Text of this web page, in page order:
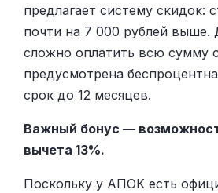
предлагает систему скидок:
почти на 7 000 рублей выше.
сложно оплатить всю сумму
предусмотрена
срок до 12 месяцев.
Важный бонус —
вычета 13%.
Поскольку у АПОК есть